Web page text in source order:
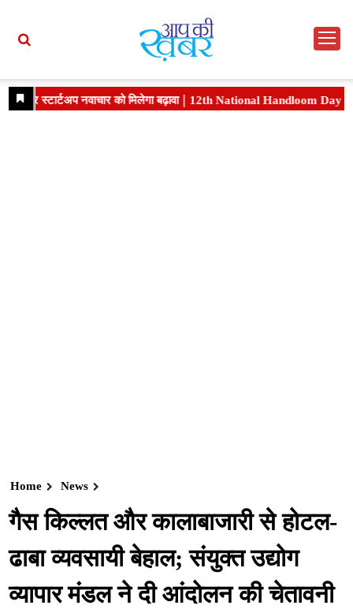
Home News
गैस किल्लत और कालाबाजारी से होटल-
ढाबा व्यवसायी बेहाल; संयुक्त उद्योग
व्यापार मंडल ने दी आंदोलन की चेतावनी